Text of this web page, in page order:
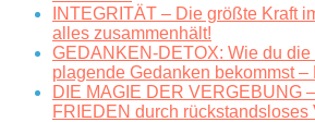
INTEGRITÄT – Die größte Kraft
alles zusammenhält!
GEDANKEN-DETOX: Wie du
plagende Gedanken bekommst –
DIE MAGIE DER VERGEBUNG
FRIEDEN durch rückstandsloses